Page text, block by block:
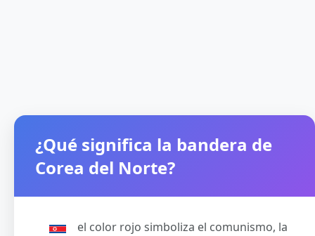
¿Qué significa la bandera de
Corea del Norte?
el color rojo simboliza el comunismo, la